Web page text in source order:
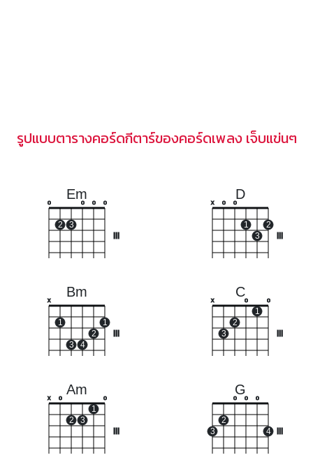
รูปแบบตารางคอร์ดกีตาร์ของคอร์ดเพลง เจ็บแข่นๆ
Em
o
2 3
o o o
D
x o o
1
3
2
Bm
x
1
3 4
2
1
C
x
3
2
o
1
o
Am
x o
2 3
1
o
G
3
2
o o o
4